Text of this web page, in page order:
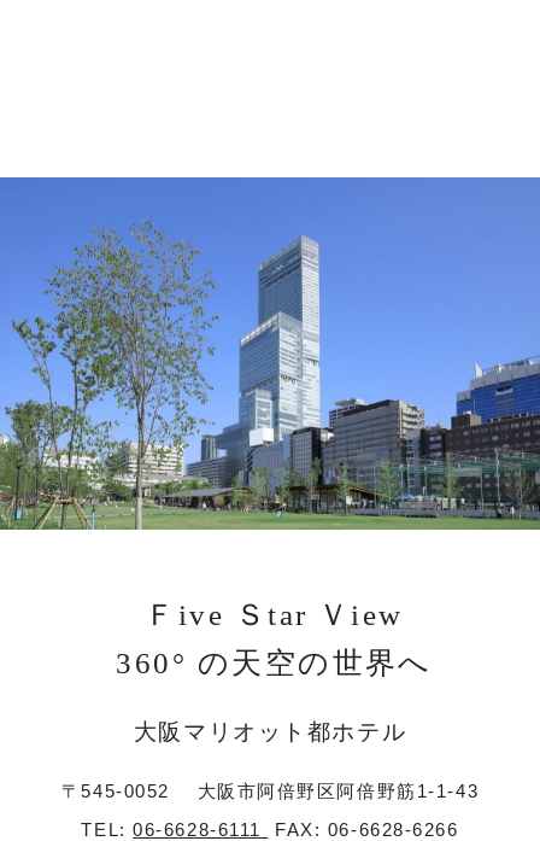
Ｆive Ｓtar Ｖiew
360° の天空の世界へ
大阪マリオット都ホテル
〒545-0052
大阪市阿倍野区阿倍野筋1-1-43
TEL:06-6628-6111 FAX: 06-6628-6266